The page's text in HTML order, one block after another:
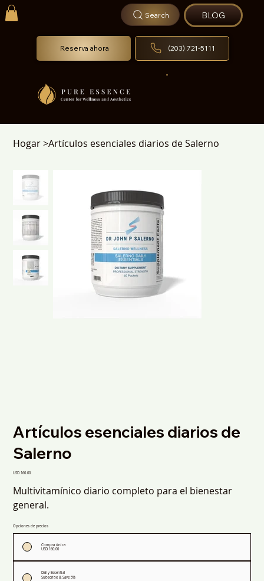
Reserva ahora (203) 721-5111
Search BLOG
Hogar>Artículos esenciales diarios de Salerno
Artículos esenciales diarios de
Salerno
Precio
USD 160.00
Multivitamínico diario completo para el bienestar
general.
Opciones de precios
Compra única
USD 160.00
Daily Essential
Subscribe & Save 5%